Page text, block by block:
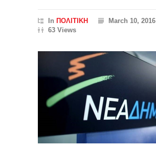
In ΠΟΛΙΤΙΚΗ
March 10, 2016
63 Views